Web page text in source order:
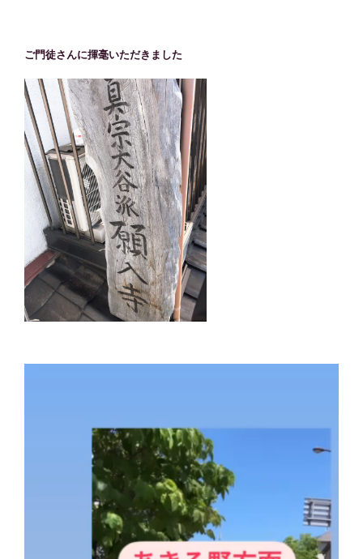
ご門徒さんに揮毫いただきました